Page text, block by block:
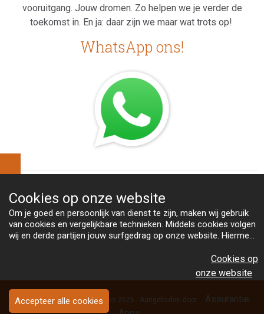
vooruitgang. Jouw dromen. Zo helpen we je verder de
toekomst in. En ja: daar zijn we maar wat trots op!
WhatsApp ons!
Copyright Van Heeswijk Advies 2026 - Aangeboden door
Assurantie
Cookies op onze website
Om je goed en persoonlijk van dienst te zijn, maken wij gebruik
van cookies en vergelijkbare technieken. Middels cookies volgen
wij en derde partijen jouw surfgedrag op onze website. Hiermee
jou mogelijk om informatie te delen via social media. Bekijk
Cookies op
onze website
Accepteer alle cookies